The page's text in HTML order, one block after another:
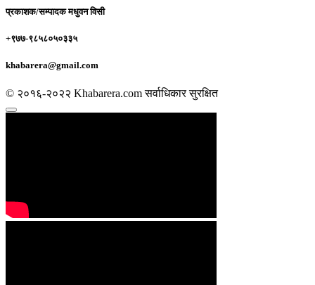
प्रकाशक/सम्पादकमधुवन विसी
+९७७-९८५८०५०३३५
khabarera@gmail.com
© २०१६-२०२२ Khabarera.com सर्वाधिकार सुरक्षित